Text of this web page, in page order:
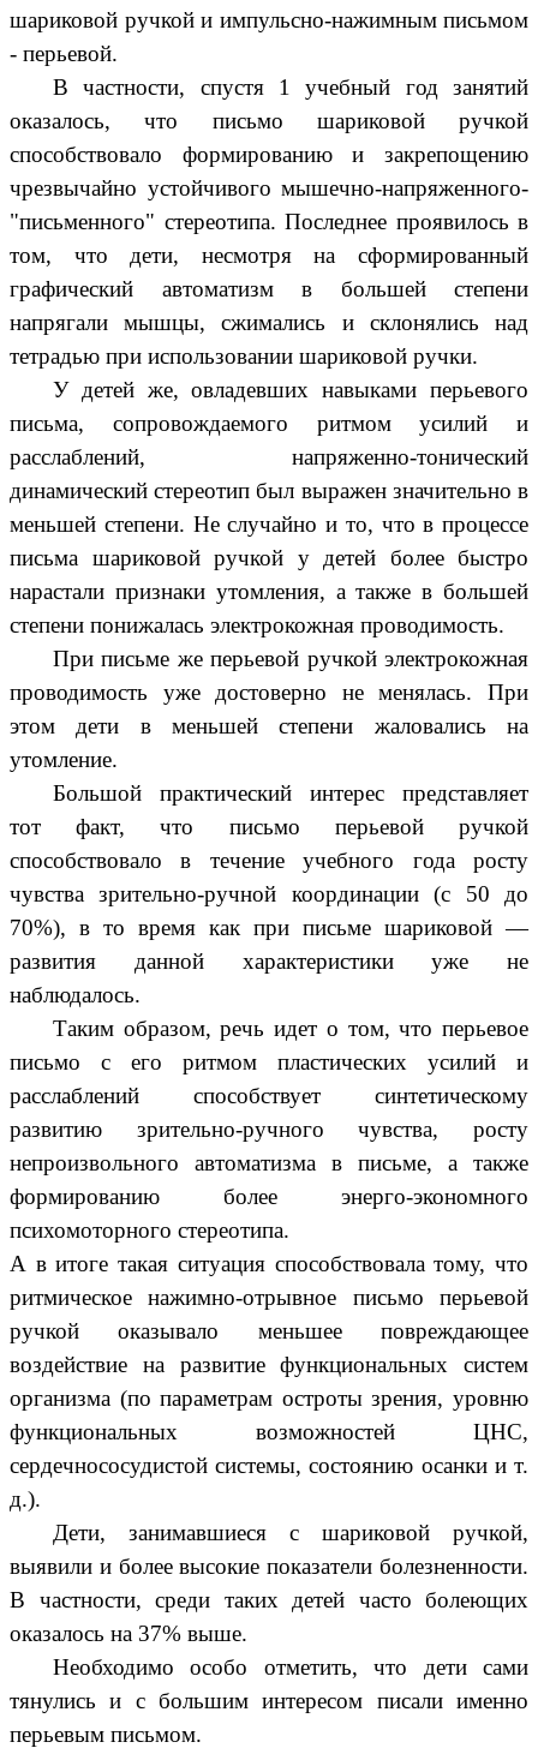
шариковой ручкой и импульсно-нажимным письмом
- перьевой.
В частности, спустя 1 учебный год занятий
оказалось, что письмо шариковой ручкой
способствовало формированию и закрепощению
чрезвычайно устойчивого мышечно-напряженного-
"письменного" стереотипа. Последнее проявилось в
том, что дети, несмотря на сформированный
графический автоматизм в большей степени
напрягали мышцы, сжимались и склонялись над
тетрадью при использовании шариковой ручки.
У детей же, овладевших навыками перьевого
письма, сопровождаемого ритмом усилий и
расслаблений, напряженно-тонический
динамический стереотип был выражен значительно в
меньшей степени. Не случайно и то, что в процессе
письма шариковой ручкой у детей более быстро
нарастали признаки утомления, а также в большей
степени понижалась электрокожная проводимость.
При письме же перьевой ручкой электрокожная
проводимость уже достоверно не менялась. При
этом дети в меньшей степени жаловались на
утомление.
Большой практический интерес представляет
тот факт, что письмо перьевой ручкой
способствовало в течение учебного года росту
чувства зрительно-ручной координации (с 50 до
70%), в то время как при письме шариковой —
развития данной характеристики уже не
наблюдалось.
Таким образом, речь идет о том, что перьевое
письмо с его ритмом пластических усилий и
расслаблений способствует синтетическому
развитию зрительно-ручного чувства, росту
непроизвольного автоматизма в письме, а также
формированию более энерго-экономного
психомоторного стереотипа.
А в итоге такая ситуация способствовала тому, что
ритмическое нажимно-отрывное письмо перьевой
ручкой оказывало меньшее повреждающее
воздействие на развитие функциональных систем
организма (по параметрам остроты зрения, уровню
функциональных возможностей ЦНС,
сердечнососудистой системы, состоянию осанки и т.
д.).
Дети, занимавшиеся с шариковой ручкой,
выявили и более высокие показатели болезненности.
В частности, среди таких детей часто болеющих
оказалось на 37% выше.
Необходимо особо отметить, что дети сами
тянулись и с большим интересом писали именно
перьевым письмом.